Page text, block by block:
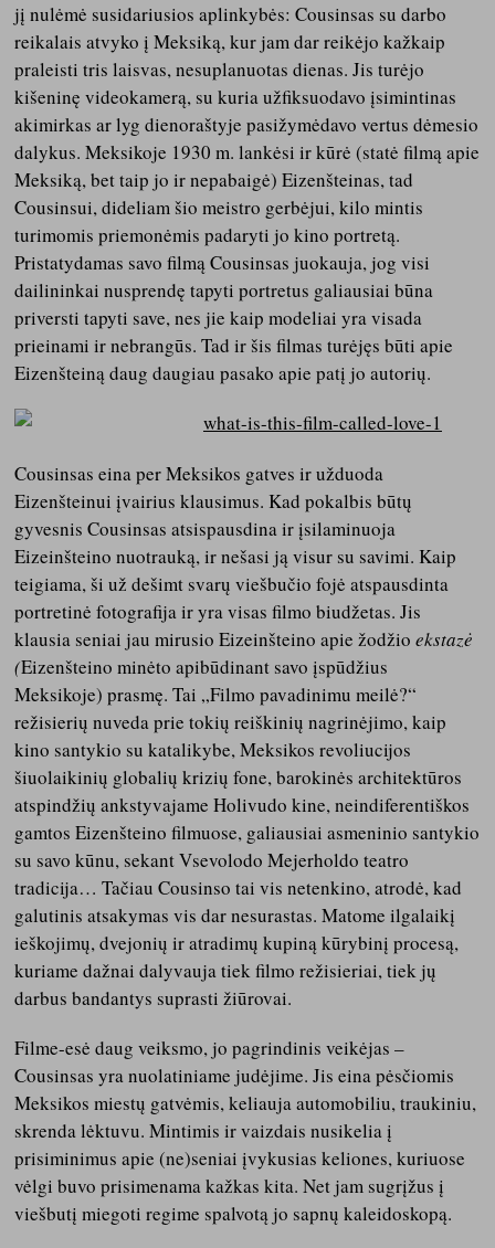
jį nulėmė susidariusios aplinkybės: Cousinsas su darbo
reikalais atvyko į Meksiką, kur jam dar reikėjo kažkaip
praleisti tris laisvas, nesuplanuotas dienas. Jis turėjo
kišeninę videokamerą, su kuria užfiksuodavo įsimintinas
akimirkas ar lyg dienoraštyje pasižymėdavo vertus dėmesio
dalykus. Meksikoje 1930 m. lankėsi ir kūrė (statė filmą apie
Meksiką, bet taip jo ir nepabaigė) Eizenšteinas, tad
Cousinsui, dideliam šio meistro gerbėjui, kilo mintis
turimomis priemonėmis padaryti jo kino portretą.
Pristatydamas savo filmą Cousinsas juokauja, jog visi
dailininkai nusprendę tapyti portretus galiausiai būna
priversti tapyti save, nes jie kaip modeliai yra visada
prieinami ir nebrangūs. Tad ir šis filmas turėjęs būti apie
Eizenšteiną daug daugiau pasako apie patį jo autorių.
Cousinsas eina per Meksikos gatves ir užduoda
Eizenšteinui įvairius klausimus. Kad pokalbis būtų
gyvesnis Cousinsas atsispausdina ir įsilaminuoja
Eizeinšteino nuotrauką, ir nešasi ją visur su savimi. Kaip
teigiama, ši už dešimt svarų viešbučio fojė atspausdinta
portretinė fotografija ir yra visas filmo biudžetas. Jis
klausia seniai jau mirusio Eizeinšteino apie žodžioekstazė
(Eizenšteino minėto apibūdinant savo įspūdžius
Meksikoje) prasmę. Tai „Filmo pavadinimu meilė?“
režisierių nuveda prie tokių reiškinių nagrinėjimo, kaip
kino santykio su katalikybe, Meksikos revoliucijos
šiuolaikinių globalių krizių fone, barokinės architektūros
atspindžių ankstyvajame Holivudo kine, neindiferentiškos
gamtos Eizenšteino filmuose, galiausiai asmeninio santykio
su savo kūnu, sekant Vsevolodo Mejerholdo teatro
tradicija… Tačiau Cousinso tai vis netenkino, atrodė, kad
galutinis atsakymas vis dar nesurastas. Matome ilgalaikį
ieškojimų, dvejonių ir atradimų kupiną kūrybinį procesą,
kuriame dažnai dalyvauja tiek filmo režisieriai, tiek jų
darbus bandantys suprasti žiūrovai.
Filme-esė daug veiksmo, jo pagrindinis veikėjas –
Cousinsas yra nuolatiniame judėjime. Jis eina pėsčiomis
Meksikos miestų gatvėmis, keliauja automobiliu, traukiniu,
skrenda lėktuvu. Mintimis ir vaizdais nusikelia į
prisiminimus apie (ne)seniai įvykusias keliones, kuriuose
vėlgi buvo prisimenama kažkas kita. Net jam sugrįžus į
viešbutį miegoti regime spalvotą jo sapnų kaleidoskopą.